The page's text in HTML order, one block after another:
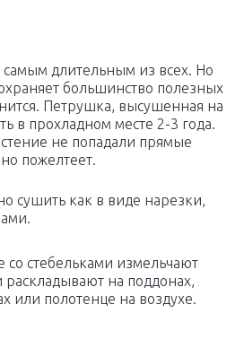
самым длительным из всех. Но
большинство полезных
Петрушка, высушенная на
в прохладном месте 2-3 года.
не попадали прямые
пожелтеет.
сушить как в виде нарезки,
со стебельками измельчают
на поддонах,
или полотенце на воздухе.